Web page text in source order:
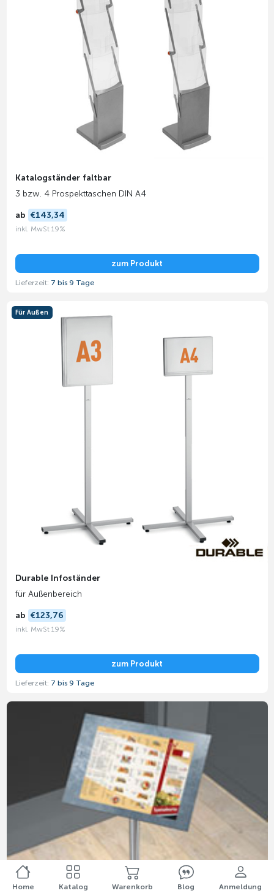
Katalogständer faltbar
3 bzw. 4 Prospekttaschen DIN A4
ab €143,34
inkl. MwSt 19%
zum Produkt
Lieferzeit: 7 bis 9 Tage
Durable Infoständer
für Außenbereich
ab €123,76
inkl. MwSt 19%
zum Produkt
Lieferzeit: 7 bis 9 Tage
Für Außen
Home Katalog Warenkorb Blog Anmeldung